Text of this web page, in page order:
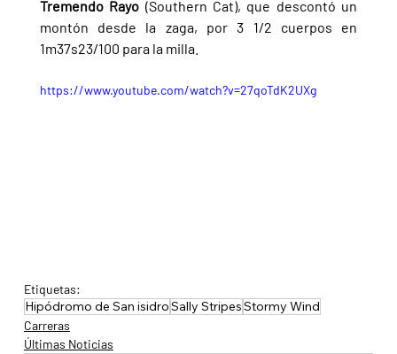
Tremendo Rayo (Southern Cat), que descontó un
montón desde la zaga, por 3 1/2 cuerpos en
1m37s23/100 para la milla.
https://www.youtube.com/watch?v=27qoTdK2UXg
Etiquetas:
Hipódromo de San isidroSally StripesStormy Wind
Carreras
Últimas Noticias